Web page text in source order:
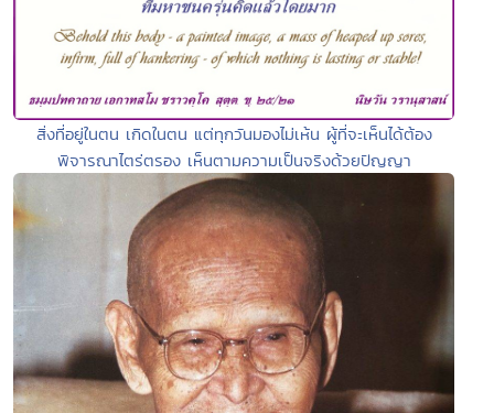
สิ่งที่อยู่ในตน เกิดในตน แต่ทุกวันมองไม่เห้น ผู้ที่จะเห็นได้ต้อง
พิจารณาไตร่ตรอง เห็นตามความเป็นจริงด้วยปัญญา